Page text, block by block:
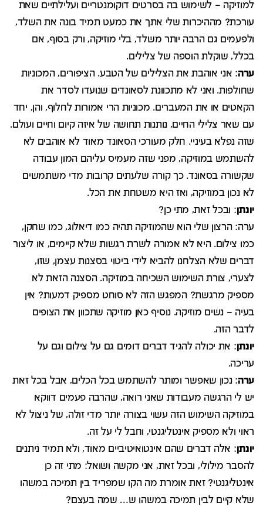
למוזיקה – לשימוש בה בסרטים דוקומנטריים ועלילתיים שאת
עורכת? מההיכרות שלי אתך את כמעט תמיד בונה את השלד,
ולפעמים גם הרבה יותר משלד, בלי מוזיקה, ורק בסוף, אם
בכלל, שוקלת הוספה של צלילים.
ערה: אני אוהבת את הצלילים של הטבע. הציפורים, המכוניות
שחולפות. ואני לא מתכוונת לסאונדים שנועדו לסדר את
הקאטים או את המעברים. מכוניות הרי אמורות לחלוף, והן, יחד
עם שאר צלילי החיים, נותנות תחושה של איזה קיום וחיים ועולם.
שזה נפלא בעיניי. חלק מעורכי הסאונד מאוד לא אוהבים לא
להשתמש במוזיקה, מפני שזה מעמיס עליהם המון עבודה
שקשורה בסאונד. כך קורה שלעתים קרובות מדי משתמשים
לא נכון במוזיקה, ואז היא משטחת את הכל.
יונתן: ובכל זאת, מתי כן?
ערה: הרצון שלי הוא שהמוזיקה תהיה כמו דיאלוג, כמו שחקן,
כמו צילום. היא לא אמורה לשרת רגשות שלא קיימים, או ליצור
דברים שלא הצלחנו להביא לידי ביטוי בסצנות עצמן, שזו,
לצערי, צורת השימוש השכיחה במוזיקה. הסצנה הזאת לא
מספיק מרגשת? המפגש הזה לא סוחט מספיק דמעות? אין
בעיה – נשים מוזיקה. נוסיף כאן מוזיקה שתכוון את הצופים
לדבר הזה.
יונתן: את יכולה להגיד דברים דומים גם על צילום וגם על
עריכה.
ערה: נכון שאפשר ומותר להשתמש בכל הכלים, אבל בכל זאת
יש לי הרגשה מעבודות שאני רואה, שהרבה פעמים דווקא
במוזיקה השימוש הזה עשוי בצורה יותר מדי זולה, של ניצול לא
ראוי ולא מספיק אינטליגנטי, וחבל לי על זה.
יונתן: אלה דברים שהם אינטואיטיביים מאוד, ולא תמיד ניתנים
להסבר מילולי, ובכל זאת, אני מקשה ושואל: מתי זה כן
אינטליגנטי? זאת אומרת מה הקו שמפריד בין תמיכה במשהו
שלא קיים לבין תמיכה במשהו ש… שמה בעצם?